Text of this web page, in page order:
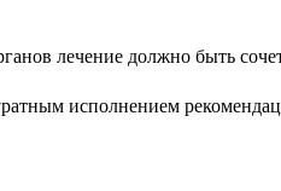
лечение должно быть
исполнением